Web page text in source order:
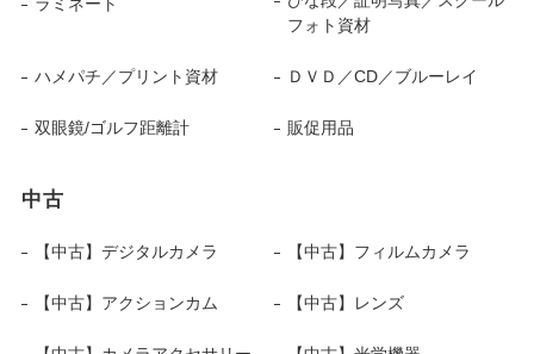
ラミネート
フォト資材
ハメパチ／プリント資材 ＤＶＤ／CD／ブルーレイ
双眼鏡/ゴルフ距離計 販促用品
中古
【中古】デジタルカメラ 【中古】フィルムカメラ
【中古】アクションカム 【中古】レンズ